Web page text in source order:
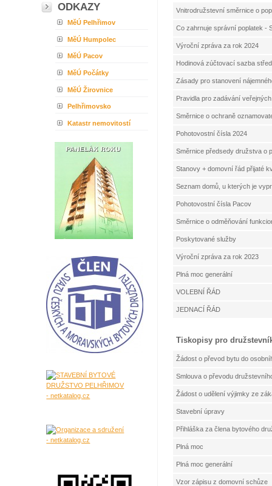
ODKAZY
MěÚ Pelhřimov
MěÚ Humpolec
MěÚ Pacov
MěÚ Počátky
MěÚ Žirovnice
Pelhřimovsko
Katastr nemovitostí
Vnitrodružstevní směrnice o
Co zahrnuje správní poplatek -
Výroční zpráva za rok 2024
Hodinová zúčtovací sazba
Zásady pro stanovení
Pravidla pro zadávání
Směrnice o ochraně
Pohotovostní čísla 2024
Směrnice předsedy družstva o
Stanovy + domovní řád přijaté
Seznam domů, u kterých je
Pohotovostní čísla Pacov
Směrnice o odměňování
Poskytované služby
Výroční zpráva za rok 2023
Plná moc generální
VOLEBNÍ ŘÁD
JEDNACÍ ŘÁD
Tiskopisy pro
Žádost o převod bytu do
Smlouva o převodu
Žádost o udělení výjimky ze
Stavební úpravy
Přihláška za člena bytového
Plná moc
Plná moc generální
Vzor zápisu z domovní schůze